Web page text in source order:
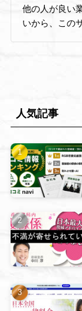
他の人が良い
いから、この
人気記事